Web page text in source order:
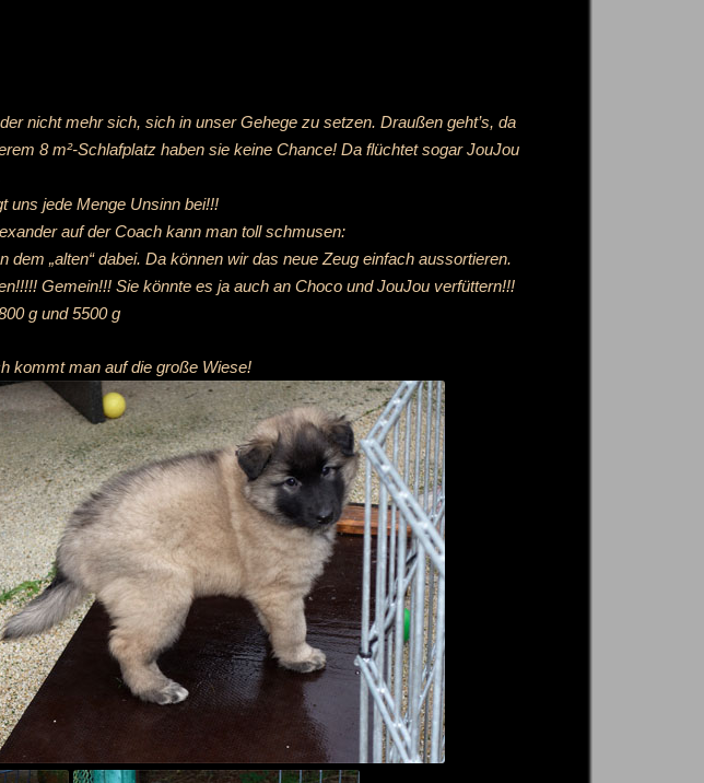
nicht mehr sich, sich in unser Gehege zu setzen. Draußen geht’s, da
8 m²-Schlafplatz haben sie keine Chance! Da flüchtet sogar JouJou
uns jede Menge Unsinn bei!!!
auf der Coach kann man toll schmusen:
„alten“ dabei. Da können wir das neue Zeug einfach aussortieren.
Gemein!!! Sie könnte es ja auch an Choco und JouJou verfüttern!!!
g und 5500 g
kommt man auf die große Wiese!